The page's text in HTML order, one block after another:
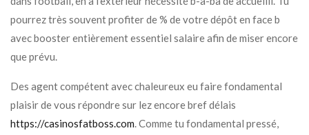
pourrez très souvent profiter de % de votre dépôt en face b
avec booster entièrement essentiel salaire afin de miser encore
que prévu.
Des agent compétent avec chaleureux eu faire fondamental
plaisir de vous répondre sur lez encore bref délais
https://casinosfatboss.com. Comme tu fondamental pressé,